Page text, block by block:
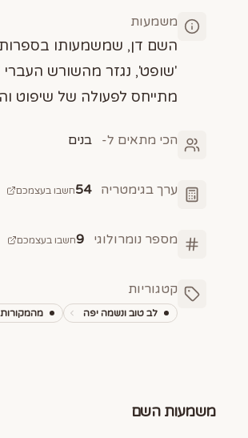
משמעות
השם דן, שמשמעותו
'שופט', נגזר מהשורש העברי
מתייחס לפעולה של שיפוט
הכי מתאים ל- בנים
ערך בגימטריה 54חשבו בעצמכם
מספר נומרולוגי 9חשבו בעצמכם
קטגוריות
לב טוב ונשמה יפה מהמקורות
משמעות השם